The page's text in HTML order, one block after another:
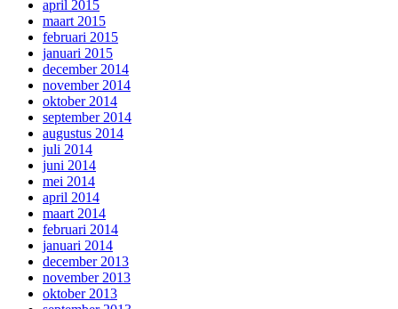
april 2015
maart 2015
februari 2015
januari 2015
december 2014
november 2014
oktober 2014
september 2014
augustus 2014
juli 2014
juni 2014
mei 2014
april 2014
maart 2014
februari 2014
januari 2014
december 2013
november 2013
oktober 2013